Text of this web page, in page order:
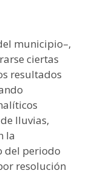
municipio–,
ciertas
resultados
lluvias,
la
del periodo
resolución